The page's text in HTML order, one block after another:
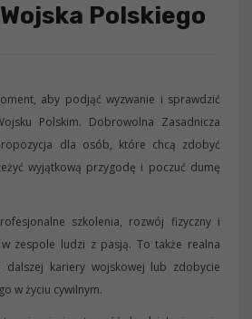
Polskiego
aby podjąć wyzwanie i sprawdzić
Polskim. Dobrowolna Zasadnicza
dla osób, które chcą zdobyć
wyjątkową przygodę i poczuć dumę
szkolenia, rozwój fizyczny i
zespole ludzi z pasją. To także realna
dalszej kariery wojskowej lub zdobycie
w życiu cywilnym.